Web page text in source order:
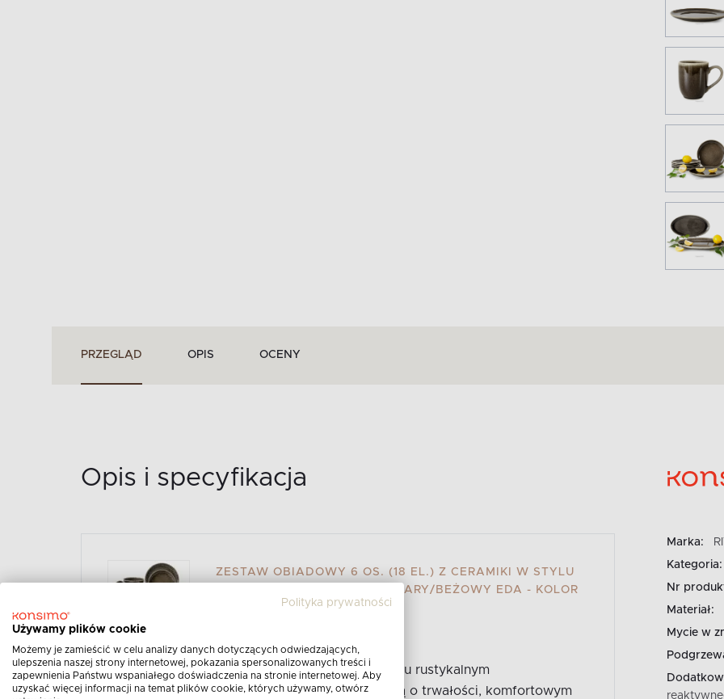
PRZEGLĄD OPIS OCENY
Opis i specyfikacja
ZESTAW OBIADOWY 6 OS. (18 EL.) Z CERAMIKI W STYLU
RUSTYKALNYM BRĄZOWY/SZARY/BEŻOWY EDA - KOLOR
BRĄZOWY/SZARY/BEŻOWY
Opis produktu:
Zestaw obiadowy 6 os. (18 el.) z ceramiki w stylu rustykalnym
brązowy/szary/beżowy zaprojektowano z myślą o trwałości, komfortowym
Marka:
Kategoria:
Nr
Materiał:
Mycie w
Polityka prywatności
Używamy plików cookie
Możemy je zamieścić w celu analizy danych dotyczących odwiedzających,
ulepszenia naszej strony internetowej, pokazania spersonalizowanych treści i
zapewnienia Państwu wspaniałego doświadczenia na stronie internetowej. Aby
uzyskać więcej informacji na temat plików cookie, których używamy, otwórz